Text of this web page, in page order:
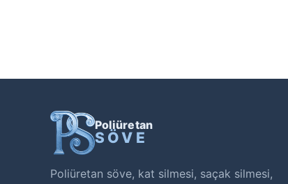
Poliüretan
SÖVE
Poliüretan söve, kat silmesi, saçak silmesi,